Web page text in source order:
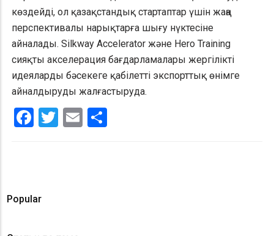
көздейді, ол қазақстандық стартаптар үшін жаңа
перспективалы нарықтарға шығу нүктесіне
айналады. Silkway Accelerator және Hero Training
сияқты акселерация бағдарламалары жергілікті
идеяларды бәсекеге қабілетті экспорттық өнімге
айналдыруды жалғастыруда.
Facebook
Twitter
Email
Popular